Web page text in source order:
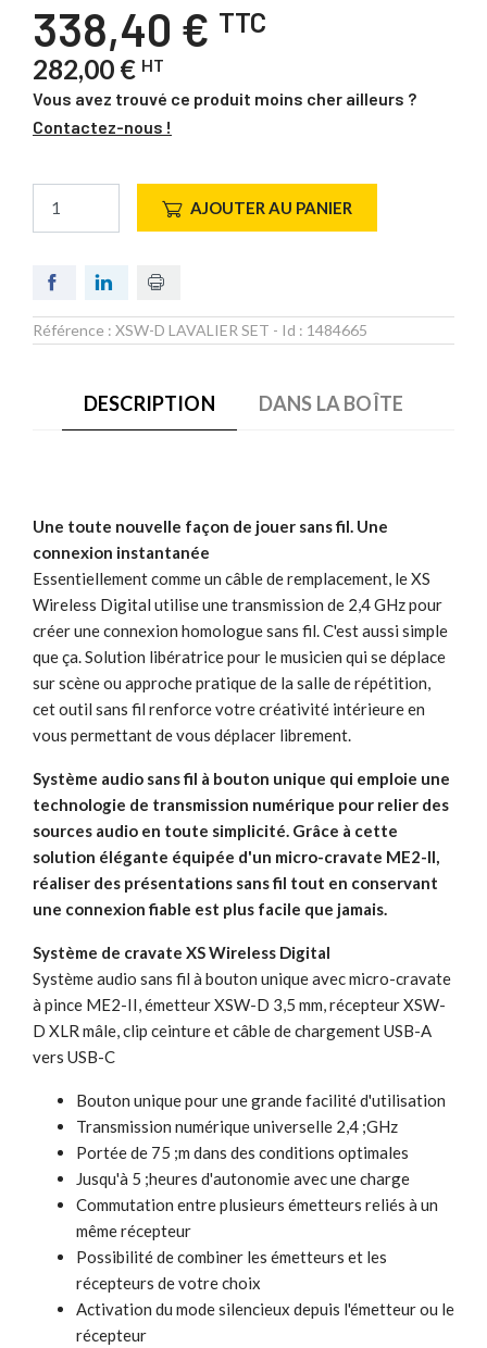
338,40 € TTC
282,00 € HT
Vous avez trouvé ce produit moins cher ailleurs ?
Contactez-nous !
AJOUTER AU PANIER
Référence : XSW-D LAVALIER SET - Id : 1484665
DESCRIPTION DANS LA BOÎTE
Une toute nouvelle façon de jouer sans fil. Une
connexion instantanée
Essentiellement comme un câble de remplacement, le XS
Wireless Digital utilise une transmission de 2,4 GHz pour
créer une connexion homologue sans fil. C'est aussi simple
que ça. Solution libératrice pour le musicien qui se déplace
sur scène ou approche pratique de la salle de répétition,
cet outil sans fil renforce votre créativité intérieure en
vous permettant de vous déplacer librement.
Système audio sans fil à bouton unique qui emploie une
technologie de transmission numérique pour relier des
sources audio en toute simplicité. Grâce à cette
solution élégante équipée d'un micro-cravate ME2-II,
réaliser des présentations sans fil tout en conservant
une connexion fiable est plus facile que jamais.
Système de cravate XS Wireless Digital
Système audio sans fil à bouton unique avec micro-cravate
à pince ME2-II, émetteur XSW-D 3,5 mm, récepteur XSW-
D XLR mâle, clip ceinture et câble de chargement USB-A
vers USB-C
Bouton unique pour une grande facilité d'utilisation
Transmission numérique universelle 2,4 ;GHz
Portée de 75 ;m dans des conditions optimales
Jusqu'à 5 ;heures d'autonomie avec une charge
Commutation entre plusieurs émetteurs reliés à un
même récepteur
Possibilité de combiner les émetteurs et les
récepteurs de votre choix
Activation du mode silencieux depuis l'émetteur ou le
récepteur